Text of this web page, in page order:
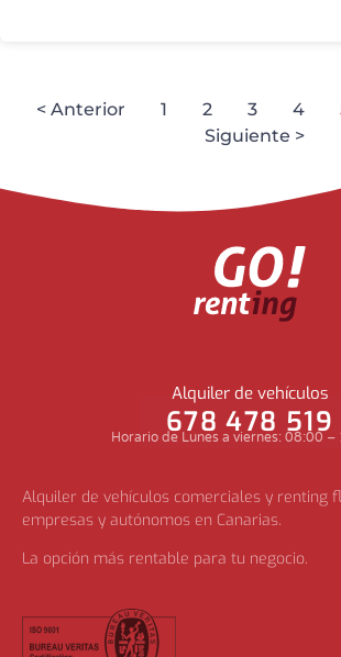
< Anterior 1 2 3 4
Siguiente >
Alquiler de vehículos
678 478 519
Horario de Lunes a viernes: 08:00 –
Alquiler de vehículos comerciales y renting
empresas y autónomos en Canarias.
La opción más rentable para tu negocio.